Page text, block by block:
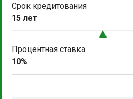
Срок кредитования
15 лет
Процентная ставка
10%